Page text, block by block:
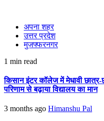
अपना शहर
उत्तर प्रदेश
मुजफ्फरनगर
1 min read
किसान इंटर कॉलेज में मेधावी छात्र-
परिणाम से बढ़ाया विद्यालय का मान
3 months ago Himanshu Pal